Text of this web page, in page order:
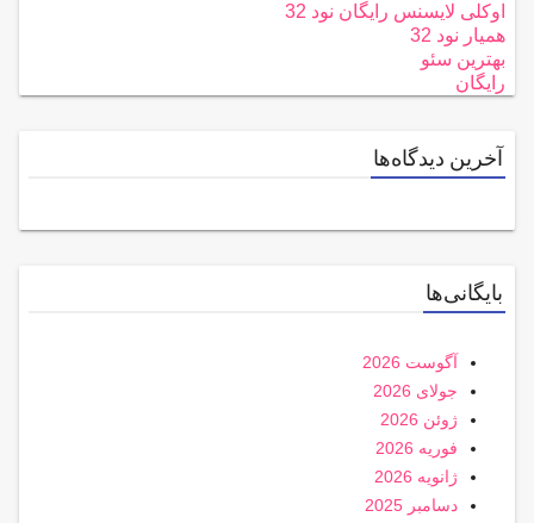
اوکلی لایسنس رایگان نود 32
همیار نود 32
بهترین سئو
رایگان
آخرین دیدگاه‌ها
بایگانی‌ها
آگوست 2026
جولای 2026
ژوئن 2026
فوریه 2026
ژانویه 2026
دسامبر 2025